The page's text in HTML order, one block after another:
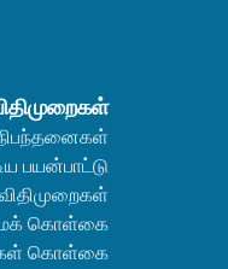
பயன்பாட்டு
விதிமுறைகள்
கொள்கை
கொள்கை